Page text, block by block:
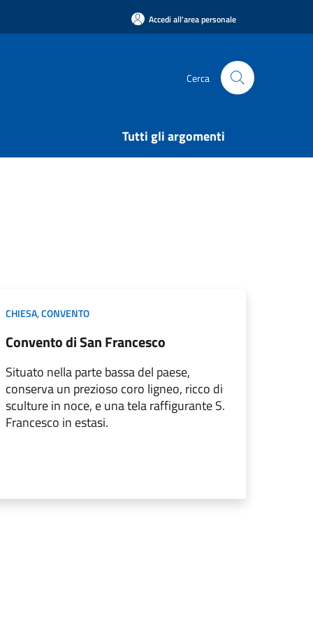
Accedi all'area personale
Cerca
Tutti gli argomenti
CHIESA,CONVENTO
Convento di San Francesco
Situato nella parte bassa del paese,
conserva un prezioso coro ligneo, ricco di
sculture in noce, e una tela raffigurante S.
Francesco in estasi.